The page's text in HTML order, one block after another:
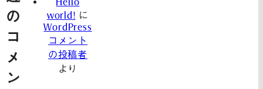
の
コ
メ
ン
world! に
WordPress
コメント
の投稿者
より